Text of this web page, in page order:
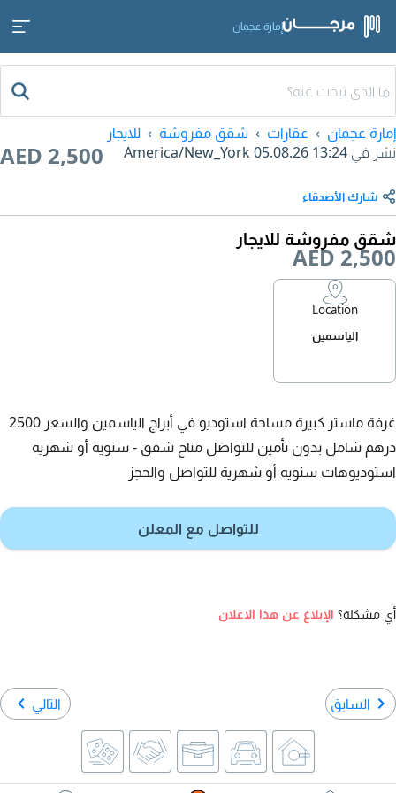
إمارة عجمان
إمارة عجمان عقارات شقق مفروشة
للايجار
نشر في 05.08.26 13:24
AED 2,500
شارك الأصدقاء
شقق مفروشة للايجار
AED 2,500
Location
الياسمين
غرفة ماستر كبيرة مساحة استوديو في أبراج الياسمين والسعر 2500
درهم شامل بدون تأمين للتواصل متاح شقق - سنوية أو شهرية
استوديوهات سنويه أو شهرية للتواصل والحجز
للتواصل مع المعلن
أي مشكلة؟ الإبلاغ عن هذا الاعلان
السابق التالي